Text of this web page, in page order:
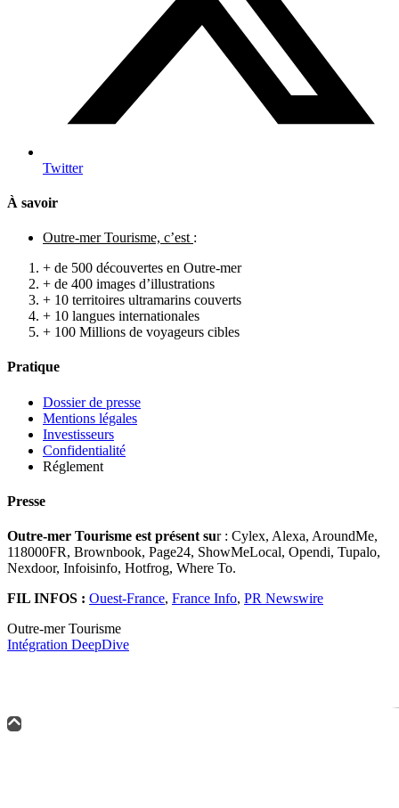
Twitter
À savoir
Outre-mer Tourisme, c’est :
+ de 500 découvertes en Outre-mer
+ de 400 images d’illustrations
+ 10 territoires ultramarins couverts
+ 10 langues internationales
+ 100 Millions de voyageurs cibles
Pratique
Dossier de presse
Mentions légales
Investisseurs
Confidentialité
Réglement
Presse
Outre-mer Tourisme est présent sur : Cylex, Alexa, AroundMe,
118000FR, Brownbook, Page24, ShowMeLocal, Opendi, Tupalo,
Nexdoor, Infoisinfo, Hotfrog, Where To.
FIL INFOS : Ouest-France, France Info, PR Newswire
Outre-mer Tourisme
Intégration DeepDive